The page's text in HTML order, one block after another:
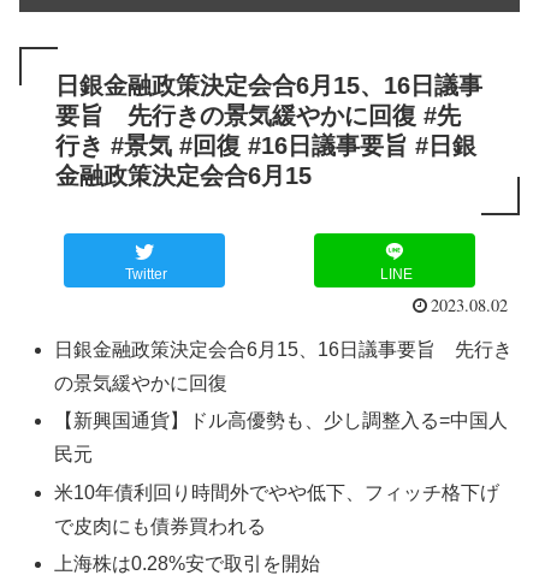
日銀金融政策決定会合6月15、16日議事
要旨 先行きの景気緩やかに回復 #先
行き #景気 #回復 #16日議事要旨 #日銀
金融政策決定会合6月15
Twitter LINE
2023.08.02
日銀金融政策決定会合6月15、16日議事要旨 先行き
の景気緩やかに回復
【新興国通貨】ドル高優勢も、少し調整入る=中国人
民元
米10年債利回り時間外でやや低下、フィッチ格下げ
で皮肉にも債券買われる
上海株は0.28%安で取引を開始